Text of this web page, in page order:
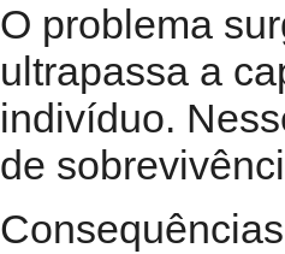
O problema
ultrapassa a
indivíduo.
de